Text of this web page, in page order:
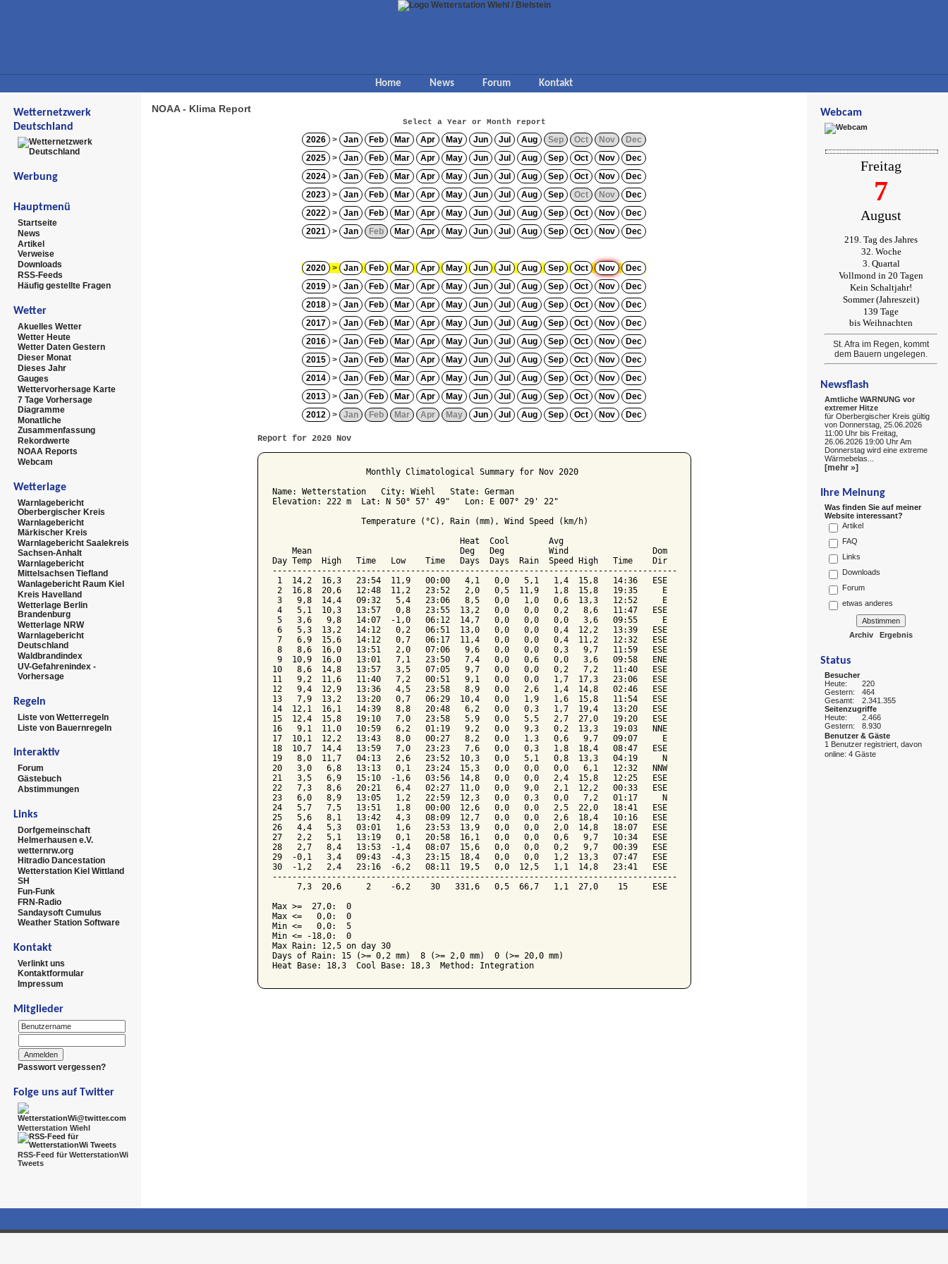
Home News Forum Kontakt
Wetternetzwerk
Deutschland
Werbung
Hauptmenü
Startseite
News
Artikel
Verweise
Downloads
RSS-Feeds
Häufig gestellte Fragen
Wetter
Akuelles Wetter
Wetter Heute
Wetter Daten Gestern
Dieser Monat
Dieses Jahr
Gauges
Wettervorhersage Karte
7 Tage Vorhersage
Diagramme
Monatliche
Zusammenfassung
Rekordwerte
NOAA Reports
Webcam
Wetterlage
Warnlagebericht
Oberbergischer Kreis
Warnlagebericht
Märkischer Kreis
Warnlagebericht Saalekreis
Sachsen-Anhalt
Warnlagebericht
Mittelsachsen Tiefland
Wanlagebericht Raum Kiel
Kreis Havelland
Wetterlage Berlin
Brandenburg
Wetterlage NRW
Warnlagebericht
Deutschland
Waldbrandindex
UV-Gefahrenindex -
Vorhersage
Regeln
Liste von Wetterregeln
Liste von Bauernregeln
Interaktiv
Forum
Gästebuch
Abstimmungen
Links
Dorfgemeinschaft
Helmerhausen e.V.
wetternrw.org
Hitradio Dancestation
Wetterstation Kiel Wittland
SH
Fun-Funk
FRN-Radio
Sandaysoft Cumulus
Weather Station Software
Kontakt
Verlinkt uns
Kontaktformular
Impressum
Mitglieder
Passwort vergessen?
Folge uns auf Twitter
Wetterstation Wiehl
RSS-Feed für WetterstationWi
Tweets
NOAA - Klima Report
Select a Year or Month report
2026 > Jan Feb Mar Apr May Jun Jul Aug Sep Oct Nov
Dec
2025
> Jan Feb Mar Apr May Jun Jul Aug Sep Oct Nov
Dec
2024
> Jan Feb Mar Apr May Jun Jul Aug Sep Oct Nov
Dec
2023
> Jan Feb Mar Apr May Jun Jul Aug Sep Oct Nov
Dec
2022
> Jan Feb Mar Apr May Jun Jul Aug Sep Oct Nov
Dec
2021
> Jan Feb Mar Apr May Jun Jul Aug Sep Oct Nov Dec
2020 > Jan Feb Mar Apr May Jun Jul Aug Sep Oct Nov
Dec
2019
> Jan Feb Mar Apr May Jun Jul Aug Sep Oct Nov
Dec
2018
> Jan Feb Mar Apr May Jun Jul Aug Sep Oct Nov
Dec
2017
> Jan Feb Mar Apr May Jun Jul Aug Sep Oct Nov
Dec
2016
> Jan Feb Mar Apr May Jun Jul Aug Sep Oct Nov
Dec
2015
> Jan Feb Mar Apr May Jun Jul Aug Sep Oct Nov
Dec
2014
> Jan Feb Mar Apr May Jun Jul Aug Sep Oct Nov
Dec
2013
> Jan Feb Mar Apr May Jun Jul Aug Sep Oct Nov
Dec
2012
> Jan Feb Mar Apr May Jun Jul Aug Sep Oct Nov Dec
Report for 2020 Nov
                   Monthly Climatological Summary for Nov 2020
Name: Wetterstation   City: Wiehl   State: German
Elevation: 222 m  Lat: N 50° 57' 49"   Lon: E 007° 29' 22"
                  Temperature (°C), Rain (mm), Wind Speed (km/h)
                                      Heat  Cool        Avg
    Mean                              Deg   Deg         Wind                 Dom
Day Temp  High   Time   Low    Time   Days  Days  Rain  Speed High   Time    Dir
----------------------------------------------------------------------------------
1  14,2  16,3   23:54  11,9   00:00   4,1   0,0   5,1   1,4  15,8   14:36   ESE
2  16,8  20,6   12:48  11,2   23:52   2,0   0,5  11,9   1,8  15,8   19:35     E
3   9,8  14,4   09:32   5,4   23:06   8,5   0,0   1,0   0,6  13,3   12:52     E
4   5,1  10,3   13:57   0,8   23:55  13,2   0,0   0,0   0,2   8,6   11:47   ESE
5   3,6   9,8   14:07  -1,0   06:12  14,7   0,0   0,0   0,0   3,6   09:55     E
6   5,3  13,2   14:12   0,2   06:51  13,0   0,0   0,0   0,4  12,2   13:39   ESE
7   6,9  15,6   14:12   0,7   06:17  11,4   0,0   0,0   0,4  11,2   12:32   ESE
8   8,6  16,0   13:51   2,0   07:06   9,6   0,0   0,0   0,3   9,7   11:59   ESE
9  10,9  16,0   13:01   7,1   23:50   7,4   0,0   0,6   0,0   3,6   09:58   ENE
10   8,6  14,8   13:57   3,5   07:05   9,7   0,0   0,0   0,2   7,2   11:40   ESE
11   9,2  11,6   11:40   7,2   00:51   9,1   0,0   0,0   1,7  17,3   23:06   ESE
12   9,4  12,9   13:36   4,5   23:58   8,9   0,0   2,6   1,4  14,8   02:46   ESE
13   7,9  13,2   13:20   0,7   06:29  10,4   0,0   1,9   1,6  15,8   11:54   ESE
14  12,1  16,1   14:39   8,8   20:48   6,2   0,0   0,3   1,7  19,4   13:20   ESE
15  12,4  15,8   19:10   7,0   23:58   5,9   0,0   5,5   2,7  27,0   19:20   ESE
16   9,1  11,0   10:59   6,2   01:19   9,2   0,0   9,3   0,2  13,3   19:03   NNE
17  10,1  12,2   13:43   8,0   00:27   8,2   0,0   1,3   0,6   9,7   09:07     E
18  10,7  14,4   13:59   7,0   23:23   7,6   0,0   0,3   1,8  18,4   08:47   ESE
19   8,0  11,7   04:13   2,6   23:52  10,3   0,0   5,1   0,8  13,3   04:19     N
20   3,0   6,8   13:13   0,1   23:24  15,3   0,0   0,0   0,0   6,1   12:32   NNW
21   3,5   6,9   15:10  -1,6   03:56  14,8   0,0   0,0   2,4  15,8   12:25   ESE
22   7,3   8,6   20:21   6,4   02:27  11,0   0,0   9,0   2,1  12,2   00:33   ESE
23   6,0   8,9   13:05   1,2   22:59  12,3   0,0   0,3   0,0   7,2   01:17     N
24   5,7   7,5   13:51   1,8   00:00  12,6   0,0   0,0   2,5  22,0   18:41   ESE
25   5,6   8,1   13:42   4,3   08:09  12,7   0,0   0,0   2,6  18,4   10:16   ESE
26   4,4   5,3   03:01   1,6   23:53  13,9   0,0   0,0   2,0  14,8   18:07   ESE
27   2,2   5,1   13:19   0,1   20:58  16,1   0,0   0,0   0,6   9,7   10:34   ESE
28   2,7   8,4   13:53  -1,4   08:07  15,6   0,0   0,0   0,2   9,7   00:39   ESE
29  -0,1   3,4   09:43  -4,3   23:15  18,4   0,0   0,0   1,2  13,3   07:47   ESE
30  -1,2   2,4   23:16  -6,2   08:11  19,5   0,0  12,5   1,1  14,8   23:41   ESE
----------------------------------------------------------------------------------
     7,3  20,6     2    -6,2    30   331,6   0,5  66,7   1,1  27,0    15     ESE
Max >=  27,0:  0
Max <=   0,0:  0
Min <=   0,0:  5
Min <= -18,0:  0
Max Rain: 12,5 on day 30
Days of Rain: 15 (>= 0,2 mm)  8 (>= 2,0 mm)  0 (>= 20,0 mm)
Heat Base: 18,3  Cool Base: 18,3  Method: Integration
Webcam
Freitag
7
August
219. Tag des Jahres
32. Woche
3. Quartal
Vollmond in 20 Tagen
Kein Schaltjahr!
Sommer (Jahreszeit)
139 Tage
bis Weihnachten
St. Afra im Regen, kommt
dem Bauern ungelegen.
Newsflash
Amtliche WARNUNG vor
extremer Hitze
für Oberbergischer Kreis gültig
von Donnerstag, 25.06.2026
11:00 Uhr bis Freitag,
26.06.2026 19:00 Uhr Am
Donnerstag wird eine extreme
Wärmebelas...
[mehr »]
Ihre Meinung
Was finden Sie auf meiner
Website interessant?
Artikel
FAQ
Links
Downloads
Forum
etwas anderes
Archiv Ergebnis
Status
Besucher
Heute:
220
Gestern:
464
Gesamt:
2.341.355
Seitenzugriffe
Heute:
2.466
Gestern:
8.930
Benutzer & Gäste
1 Benutzer registriert, davon
online: 4 Gäste